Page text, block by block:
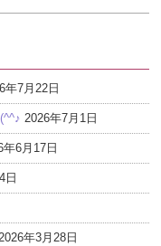
年7月22日
2026年7月1日
年6月17日
日
年3月28日